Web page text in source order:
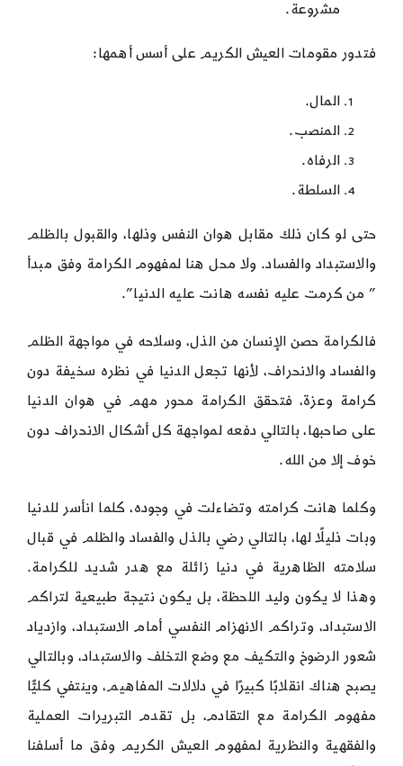
مشروعة.
فتدور مقومات العيش الكريم على أسس أهمها:
المال.
المنصب.
الرفاه.
السلطة.
حتى لو كان ذلك مقابل هوان النفس وذلها، والقبول بالظلم
والاستبداد والفساد. ولا محل هنا لمفهوم الكرامة وفق مبدأ
” من كرمت عليه نفسه هانت عليه الدنيا”.
فالكرامة حصن الإنسان من الذل، وسلاحه في مواجهة الظلم
والفساد والانحراف، لأنها تجعل الدنيا في نظره سخيفة دون
كرامة وعزة، فتحقق الكرامة محور مهم في هوان الدنيا
على صاحبها، بالتالي دفعه لمواجهة كل أشكال الانحراف دون
خوف إلا من الله.
وكلما هانت كرامته وتضاءلت في وجوده، كلما انأسر للدنيا
وبات ذليلًا لها، بالتالي رضي بالذل والفساد والظلم في قبال
سلامته الظاهرية في دنيا زائلة مع هدر شديد للكرامة.
وهذا لا يكون وليد اللحظة، بل يكون نتيجة طبيعية لتراكم
الاستبداد، وتراكم الانهزام النفسي أمام الاستبداد، وازدياد
شعور الرضوخ والتكيف مع وضع التخلف والاستبداد، وبالتالي
يصبح هناك انقلابًا كبيرًا في دلالات المفاهيم، وينتفي كليًّا
مفهوم الكرامة مع التقادم، بل تقدم التبريرات العملية
والفقهية والنظرية لمفهوم العيش الكريم وفق ما أسلفنا